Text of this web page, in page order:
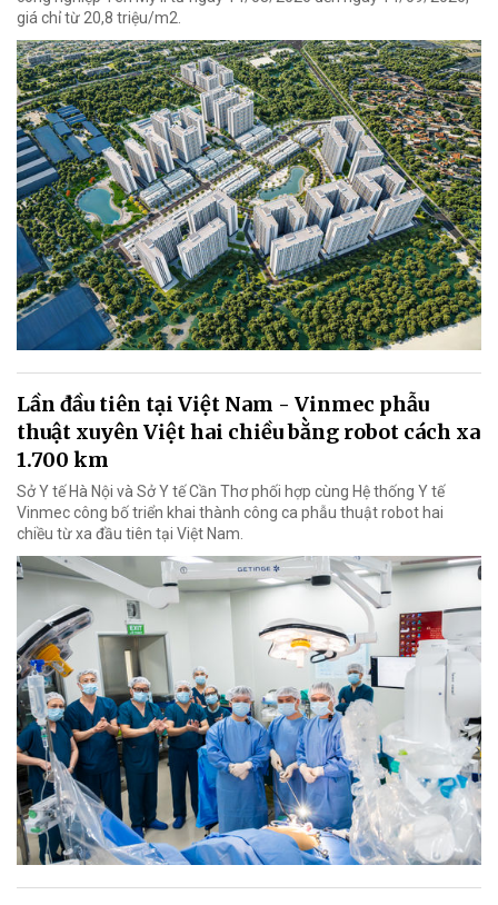
giá chỉ từ 20,8 triệu/m2.
Lần đầu tiên tại Việt Nam - Vinmec phẫu
thuật xuyên Việt hai chiều bằng robot cách xa
1.700 km
Sở Y tế Hà Nội và Sở Y tế Cần Thơ phối hợp cùng Hệ thống Y tế
Vinmec công bố triển khai thành công ca phẫu thuật robot hai
chiều từ xa đầu tiên tại Việt Nam.